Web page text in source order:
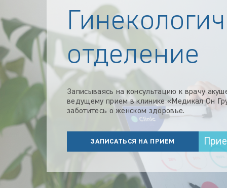
отделение
Записываясь на консультацию к врачу
ведущему прием в клинике «Медикал Он
заботитесь о женском здоровье.
ЗАПИСАТЬСЯ НА ПРИЕМ